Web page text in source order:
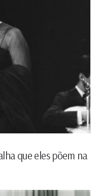
que eles põem na